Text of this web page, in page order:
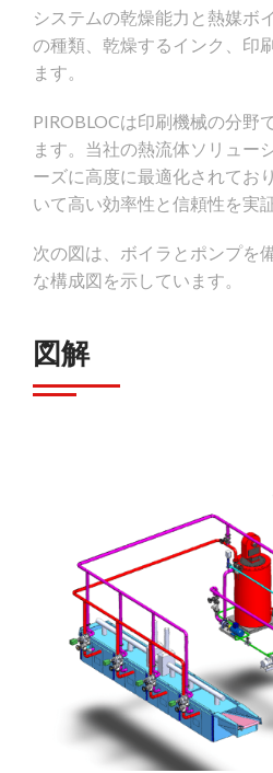
システムの乾燥能力と熱媒ボ
の種類、乾燥するインク、印
ます。
PIROBLOCは印刷機械の分野
ます。当社の熱流体ソリュー
ーズに高度に最適化されてお
いて高い効率性と信頼性を実
次の図は、ボイラとポンプを
な構成図を示しています。
図解